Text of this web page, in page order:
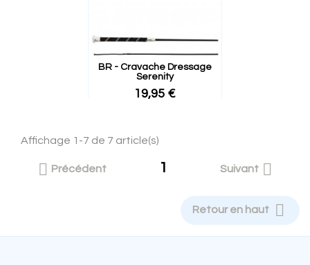
BR - Cravache Dressage
Serenity
19,95 €
Affichage 1-7 de 7 article(s)
 Précédent 1 Suivant 
Retour en haut 